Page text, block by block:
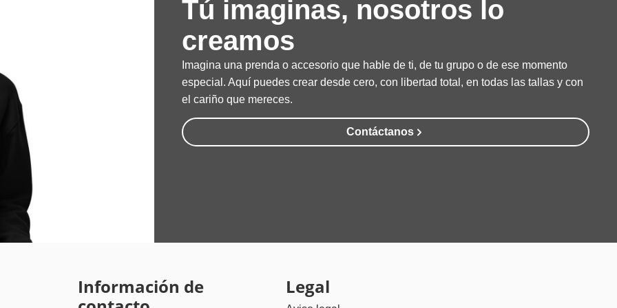
Tú imaginas, nosotros lo
creamos
Imagina una prenda o accesorio que hable de ti, de tu grupo o de ese momento
especial. Aquí puedes crear desde cero, con libertad total, en todas las tallas y con
el cariño que mereces.
Contáctanos
Información de
Legal